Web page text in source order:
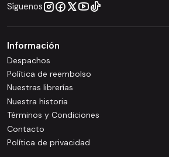
Síguenos
Información
Despachos
Política de reembolso
Nuestras librerías
Nuestra historia
Términos y Condiciones
Contacto
Política de privacidad